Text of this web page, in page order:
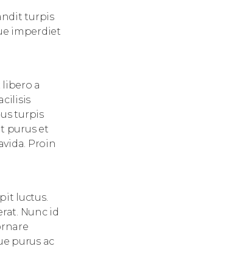
turpis
imperdiet
a
turpis
purus et
Proin
luctus.
Nunc id
purus ac